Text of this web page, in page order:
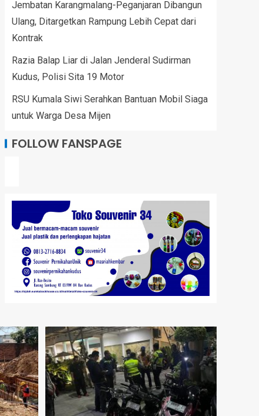
Jembatan Karangmalang-Peganjaran Dibangun
Ulang, Ditargetkan Rampung Lebih Cepat dari
Kontrak
Razia Balap Liar di Jalan Jenderal Sudirman
Kudus, Polisi Sita 19 Motor
RSU Kumala Siwi Serahkan Bantuan Mobil Siaga
untuk Warga Desa Mijen
FOLLOW FANSPAGE